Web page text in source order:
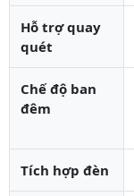
Hỗ trợ quay
quét
Chế độ ban
đêm
Tích hợp đèn